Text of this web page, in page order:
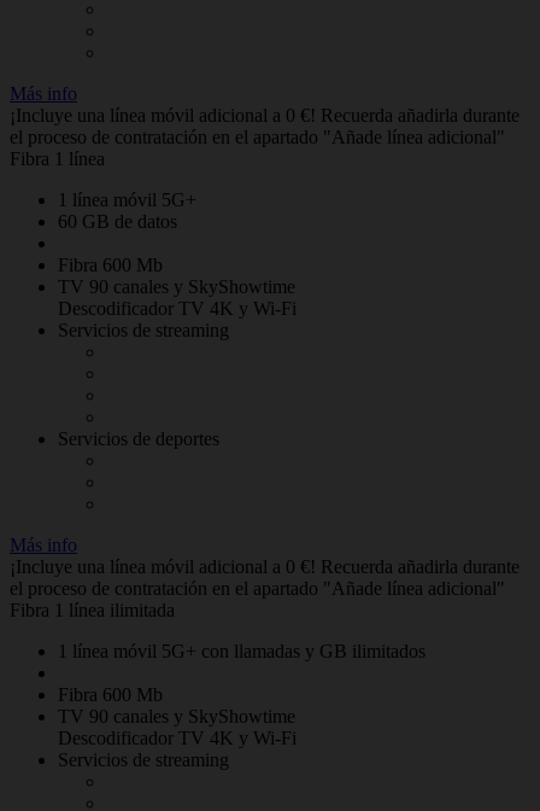
Más info
¡Incluye una línea móvil adicional a 0 €! Recuerda añadirla durante
el proceso de contratación en el apartado "Añade línea adicional"
Fibra 1 línea
1 línea móvil 5G+
60 GB de datos
Fibra 600 Mb
TV 90 canales y SkyShowtime
Descodificador TV 4K y Wi-Fi
Servicios de streaming
Servicios de deportes
Más info
¡Incluye una línea móvil adicional a 0 €! Recuerda añadirla durante
el proceso de contratación en el apartado "Añade línea adicional"
Fibra 1 línea ilimitada
1 línea móvil 5G+ con llamadas y GB ilimitados
Fibra 600 Mb
TV 90 canales y SkyShowtime
Descodificador TV 4K y Wi-Fi
Servicios de streaming